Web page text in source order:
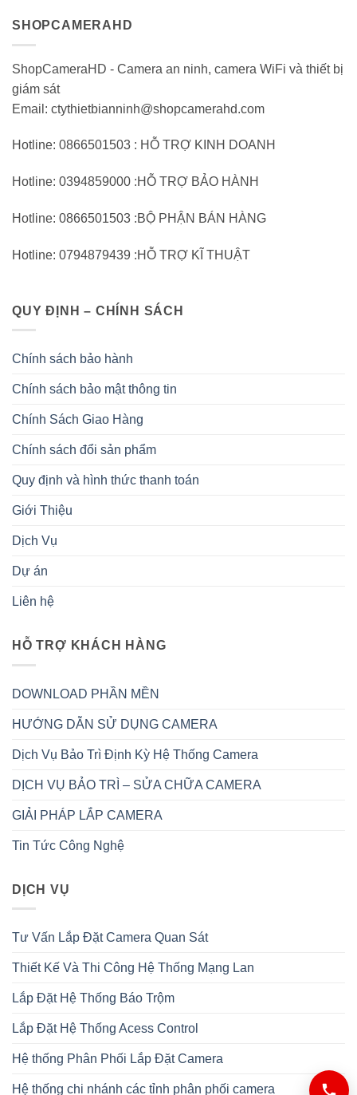
SHOPCAMERAHD
ShopCameraHD - Camera an ninh, camera WiFi và thiết bị
giám sát
Email: ctythietbianninh@shopcamerahd.com
Hotline: 0866501503 : HỖ TRỢ KINH DOANH
Hotline: 0394859000 :HỖ TRỢ BẢO HÀNH
Hotline: 0866501503 :BỘ PHẬN BÁN HÀNG
Hotline: 0794879439 :HỖ TRỢ KĨ THUẬT
QUY ĐỊNH – CHÍNH SÁCH
Chính sách bảo hành
Chính sách bảo mật thông tin
Chính Sách Giao Hàng
Chính sách đổi sản phẩm
Quy định và hình thức thanh toán
Giới Thiệu
Dịch Vụ
Dự án
Liên hệ
HỖ TRỢ KHÁCH HÀNG
DOWNLOAD PHẦN MỀN
HƯỚNG DẪN SỬ DỤNG CAMERA
Dịch Vụ Bảo Trì Định Kỳ Hệ Thống Camera
DỊCH VỤ BẢO TRÌ – SỬA CHỮA CAMERA
GIẢI PHÁP LẮP CAMERA
Tin Tức Công Nghệ
DỊCH VỤ
Tư Vấn Lắp Đặt Camera Quan Sát
Thiết Kế Và Thi Công Hệ Thống Mạng Lan
Lắp Đặt Hệ Thống Báo Trộm
Lắp Đặt Hệ Thống Acess Control
Hệ thống Phân Phối Lắp Đặt Camera
Hệ thống chi nhánh các tỉnh phân phối camera